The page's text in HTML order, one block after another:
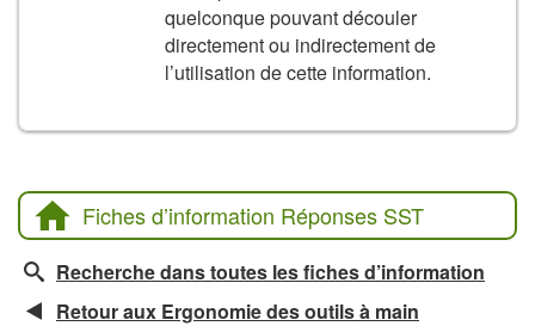
quelconque pouvant découler
directement ou indirectement de
l’utilisation de cette information.
Fiches d’information Réponses SST
Recherche dans toutes les fiches d’information
Retour aux Ergonomie des outils à main